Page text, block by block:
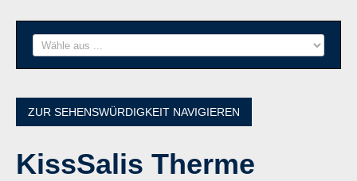
ZUR SEHENSWÜRDIGKEIT NAVIGIEREN
KissSalis Therme